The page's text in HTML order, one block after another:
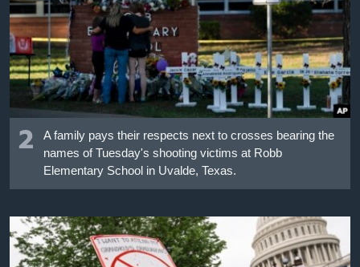
2
A family pays their respects next to crosses bearing the
names of Tuesday's shooting victims at Robb
Elementary School in Uvalde, Texas.